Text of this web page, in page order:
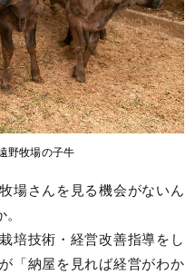
野牧場の子牛
場さんを見る機会がないん
培技術・経営改善指導をし
「納屋を見れば経営がわか